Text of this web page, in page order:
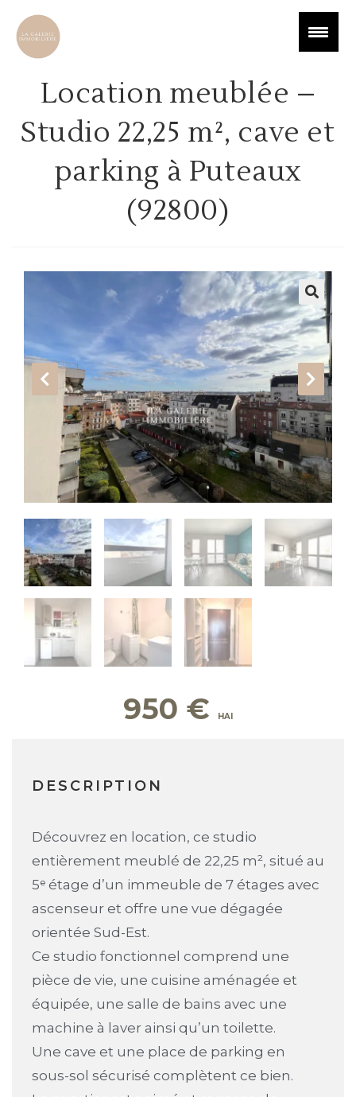
Location meublée –
Studio 22,25 m², cave et
parking à Puteaux
(92800)
950 €
DESCRIPTION
Découvrez en location, ce studio
entièrement meublé de 22,25 m², situé au
5ᵉ étage d’un immeuble de 7 étages avec
ascenseur et offre une vue dégagée
orientée Sud-Est.
Ce studio fonctionnel comprend une
pièce de vie, une cuisine aménagée et
équipée, une salle de bains avec une
machine à laver ainsi qu’un toilette.
Une cave et une place de parking en
sous-sol sécurisé complètent ce bien.